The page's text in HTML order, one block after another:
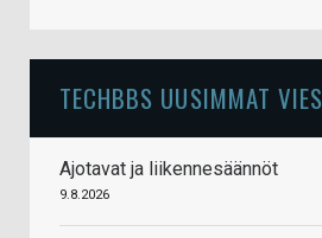
TECHBBS UUSIMMAT
Ajotavat ja liikennesäännöt
9.8.2026